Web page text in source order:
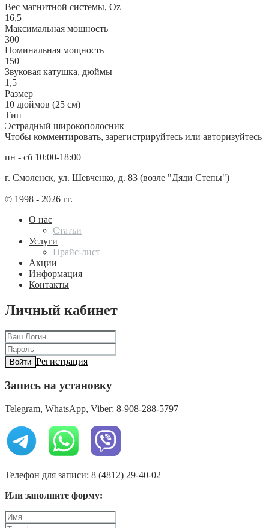
Вес магнитной системы, Oz
16,5
Максимальная мощность
300
Номинальная мощность
150
Звуковая катушка, дюймы
1,5
Размер
10 дюймов (25 см)
Тип
Эстрадный широкополосник
Чтобы комментировать, зарегистрируйтесь или авторизуйтесь
пн - сб 10:00-18:00
г. Смоленск, ул. Шевченко, д. 83 (возле "Дяди Степы")
© 1998 - 2026 гг.
О нас
Статьи
Услуги
Прайс-лист
Акции
Информация
Контакты
Личный кабинет
Войти Регистрация
Запись на установку
Telegram, WhatsApp, Viber: 8-908-288-5797
Телефон для записи: 8 (4812) 29-40-02
Или заполните форму: